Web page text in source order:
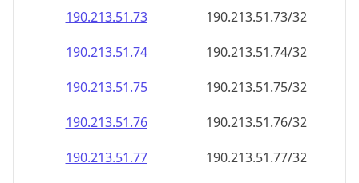
190.213.51.73
190.213.51.73/32
190.213.51.74
190.213.51.74/32
190.213.51.75
190.213.51.75/32
190.213.51.76
190.213.51.76/32
190.213.51.77
190.213.51.77/32